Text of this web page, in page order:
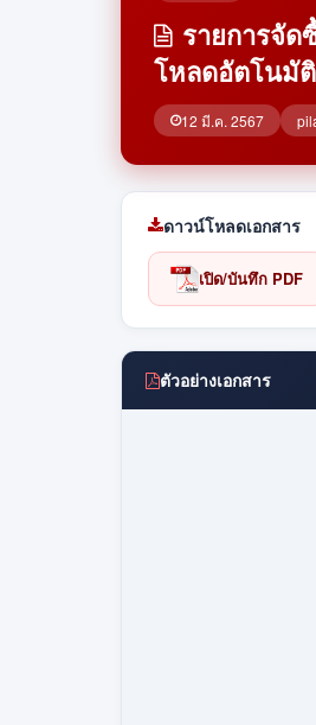
รายการจั
โหลดอัตโนมั
12 มี.ค. 2567
ดาวน์โหลดเอกสาร
เปิด/บันทึก PDF
ตัวอย่างเอกสาร